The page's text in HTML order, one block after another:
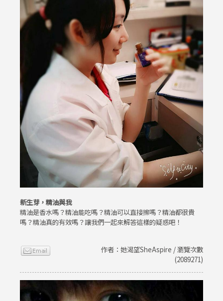
新生芽，精油與我
精油是香水嗎？精油能吃嗎？精油可以直接擦嗎？精油都很貴
嗎？精油真的有效嗎？讓我們一起來解答這樣的疑惑吧！
作者：她渴望SheAspire / 瀏覽次數
(2089271)